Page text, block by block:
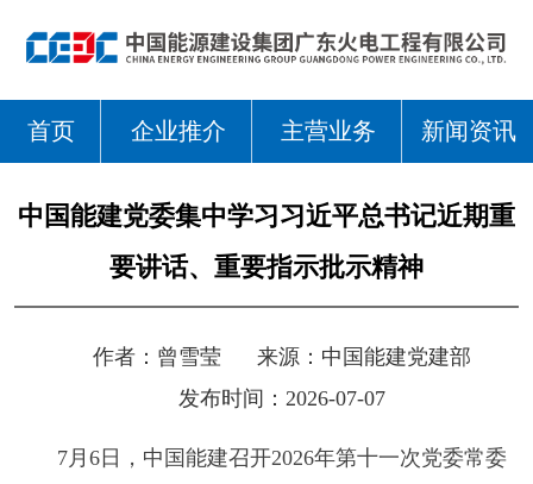
首页 企业推介 主营业务 新闻资讯
中国能建党委集中学习习近平总书记近期重
要讲话、重要指示批示精神
作者： 曾雪莹 来源： 中国能建党建部
发布时间：2026-07-07
7月6日，中国能建召开2026年第十一次党委常委